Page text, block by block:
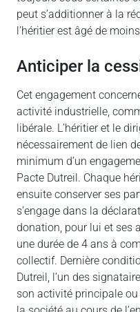
peut s’additionner à la
l’héritier est âgé de
Anticiper la
Cet engagement
activité industrielle,
libérale. L’héritier et le
nécessairement de lien
minimum d’un
Pacte Dutreil. Chaque
ensuite conserver ses
s’engage dans la
donation, pour lui et ses
une durée de 4 ans à
collectif. Dernière
Dutreil, l’un des
son activité principale